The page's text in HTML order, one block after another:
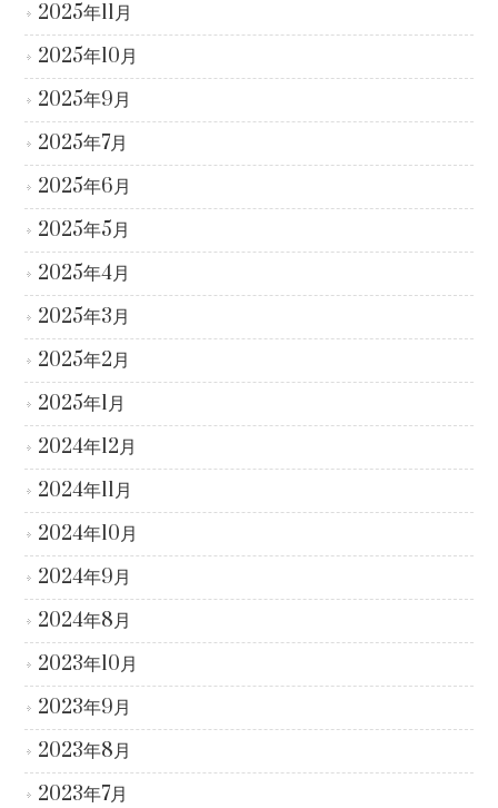
2025年11月
2025年10月
2025年9月
2025年7月
2025年6月
2025年5月
2025年4月
2025年3月
2025年2月
2025年1月
2024年12月
2024年11月
2024年10月
2024年9月
2024年8月
2023年10月
2023年9月
2023年8月
2023年7月